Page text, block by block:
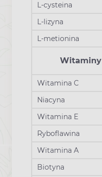
L-cysteina
L-lizyna
L-metionina
Witaminy
Witamina C
Niacyna
Witamina E
Ryboflawina
Witamina A
Biotyna